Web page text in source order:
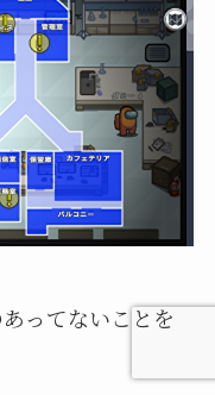
ってないことを